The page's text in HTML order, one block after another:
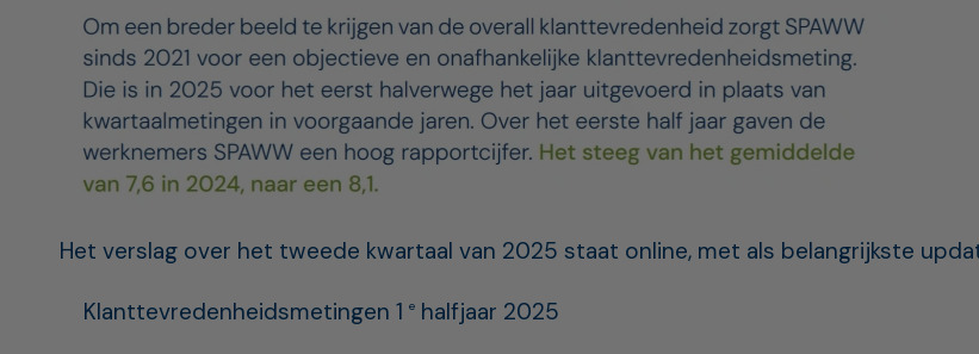
Het verslag over het tweede kwartaal van 2025 staat online, met als belangrijkste
Klanttevredenheidsmetingen 1 ehalfjaar 2025